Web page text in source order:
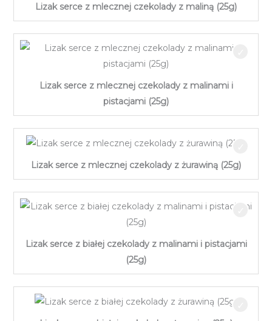
Lizak serce z mlecznej czekolady z maliną (25g)
Lizak serce z mlecznej czekolady z malinami i
pistacjami (25g)
Lizak serce z mlecznej czekolady z żurawiną (25g)
Lizak serce z białej czekolady z malinami i pistacjami
(25g)